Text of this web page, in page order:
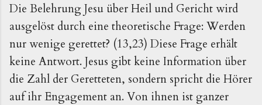
Die Belehrung Jesu über Heil und Gericht wird
ausgelöst durch eine theoretische Frage: Werden
nur wenige gerettet? (13,23) Diese Frage erhält
keine Antwort. Jesus gibt keine Information über
die Zahl der Geretteten, sondern spricht die Hörer
auf ihr Engagement an. Von ihnen ist ganzer